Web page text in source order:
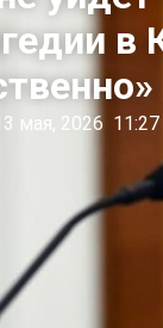
в
мая, 2026 11:27